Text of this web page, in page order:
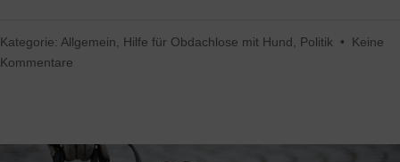
Kategorie: Allgemein, Hilfe für Obdachlose mit Hund , Politik •
Keine
Kommentare